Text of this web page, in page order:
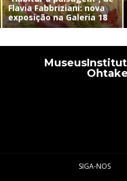
Flavia Fabbriziani: nova
exposição na Galeria 18
Museus
Ohtake
SIGA-NOS